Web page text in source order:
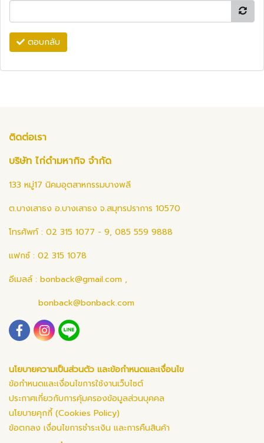
ตอบกลับ
ติดต่อเรา
บริษัท ไก่ดำมหากิจ จำกัด
133 หมู่17 นิคมอุตสาหกรรมบางพลี
ต.บางเสาธง อ.บางเสาธง จ.สมุทรปราการ 10570
โทรศัพท์ : 02 315 1077 - 9, 085 559 9888
แฟกซ์ : 02 315 1078
อีเมลล์ : bonback@gmail.com ,
bonback@bonback.com
นโยบายความเป็นส่วนตัว และข้อกำหนดและเงื่อนไข
ข้อกำหนดและเงื่อนไขการใช้งานเว็บไซต์
ประกาศเกี่ยวกับการคุ้มครองข้อมูลส่วนบุคคล
นโยบายคุกกี้ (Cookies Policy)
ข้อตกลง เงื่อนไขการชำระเงิน และการคืนสินค้า